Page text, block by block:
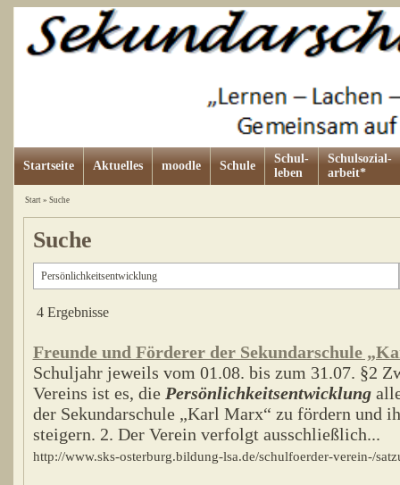
Startseite Aktuelles moodle Schule
Schul-
leben
Schulsozial-
arbeit*
Start» Suche
Suche
4 Ergebnisse
Freunde und Förderer der Sekundarschule
Schuljahr jeweils vom 01.08. bis zum 31.07. §2
Vereins ist es, die Persönlichkeitsentwicklung
der Sekundarschule „Karl Marx“ zu fördern und
steigern. 2. Der Verein verfolgt ausschließlich...
http://www.sks-osterburg.bildung-lsa.de/schulfoerder-verein-/